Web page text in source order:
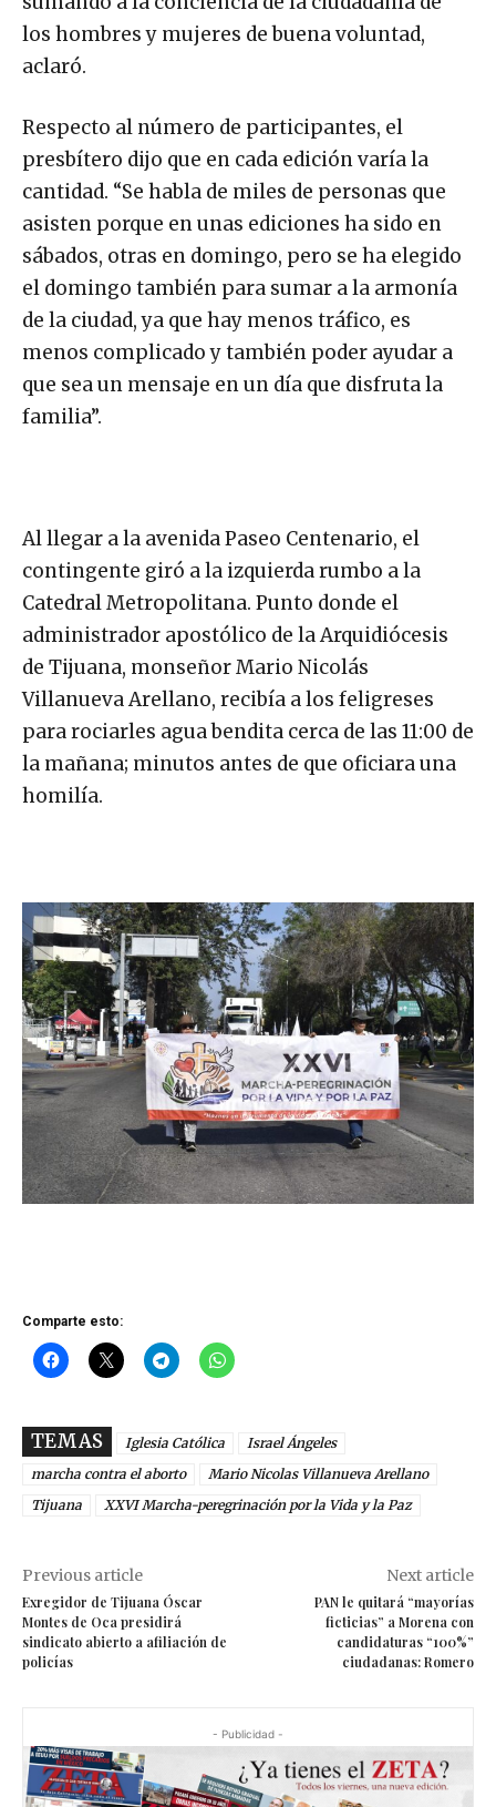
los hombres y mujeres de buena voluntad,
aclaró.
Respecto al número de participantes, el
presbítero dijo que en cada edición varía la
cantidad. “Se habla de miles de personas que
asisten porque en unas ediciones ha sido en
sábados, otras en domingo, pero se ha elegido
el domingo también para sumar a la armonía
de la ciudad, ya que hay menos tráfico, es
menos complicado y también poder ayudar a
que sea un mensaje en un día que disfruta la
familia”.
Al llegar a la avenida Paseo Centenario, el
contingente giró a la izquierda rumbo a la
Catedral Metropolitana. Punto donde el
administrador apostólico de la Arquidiócesis
de Tijuana, monseñor Mario Nicolás
Villanueva Arellano, recibía a los feligreses
para rociarles agua bendita cerca de las 11:00 de
la mañana; minutos antes de que oficiara una
homilía.
Comparte esto:
TEMAS Iglesia Católica
Israel Ángeles
marcha contra el aborto
Mario Nicolas Villanueva Arellano
Tijuana
XXVI Marcha-peregrinación por la Vida y la Paz
Previous article
Exregidor de Tijuana Óscar
Montes de Oca presidirá
sindicato abierto a afiliación de
policías
Next article
PAN le quitará “mayorías
ficticias” a Morena con
candidaturas “100%”
ciudadanas: Romero
- Publicidad -